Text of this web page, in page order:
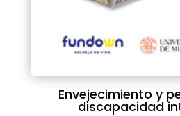
Envejecimiento y
discapacidad